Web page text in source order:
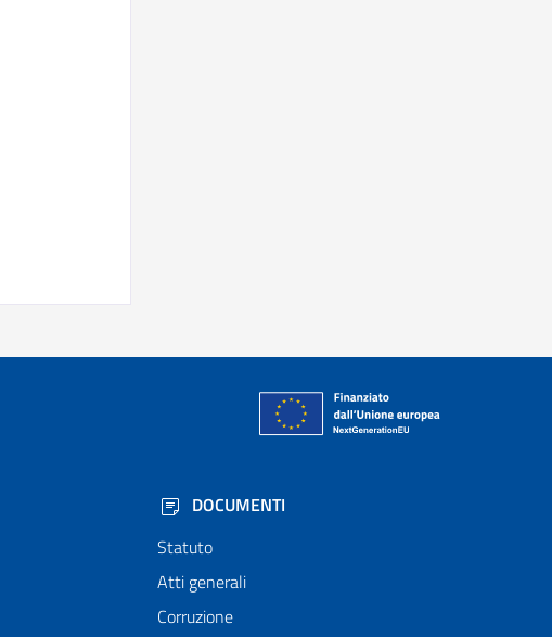
DOCUMENTI
Statuto
Atti generali
Corruzione